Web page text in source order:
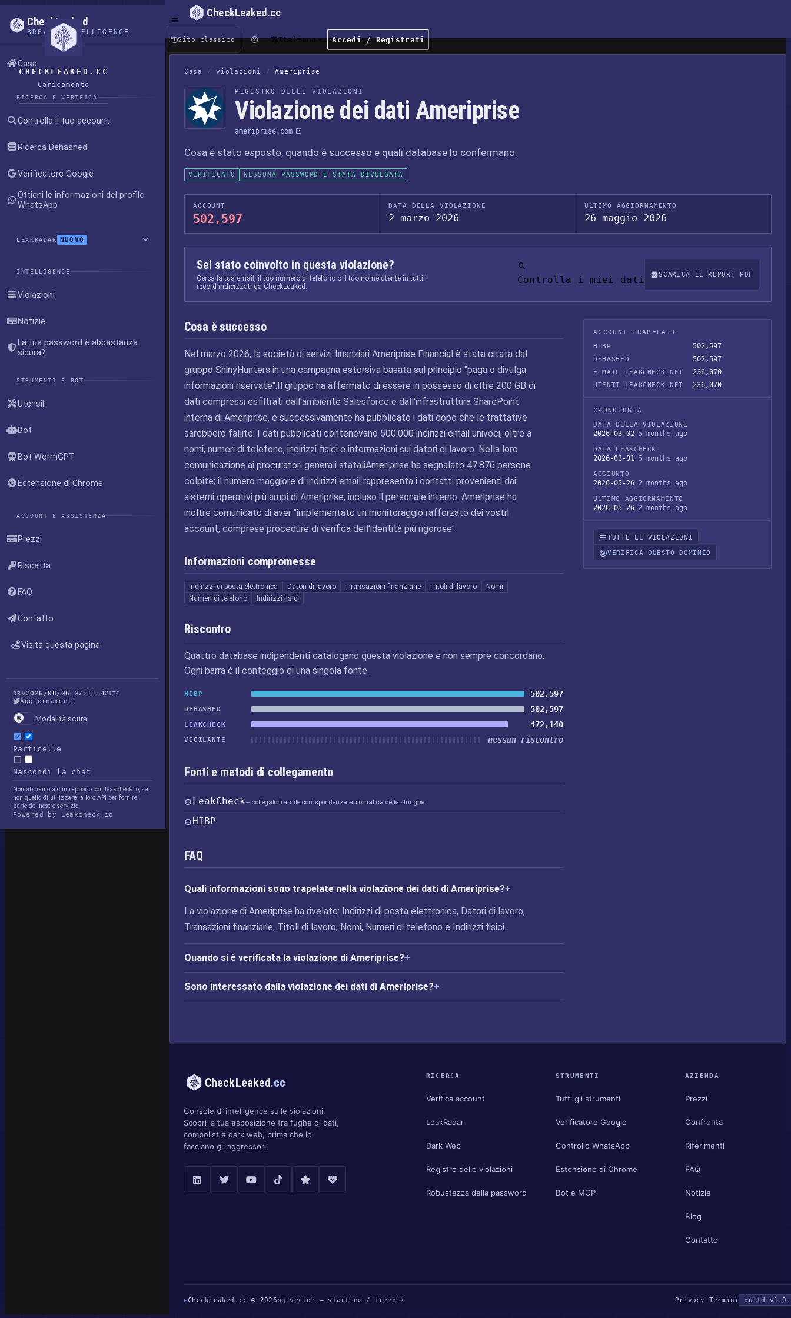
CHECKLEAKED.CC
Caricamento
CheckLeaked
BREACH INTELLIGENCE
Casa
RICERCA E VERIFICA
Controlla il tuo account
Ricerca Dehashed
Verificatore Google
Ottieni le informazioni del profilo
WhatsApp
LEAKRADAR NUOVO
INTELLIGENCE
Violazioni
Notizie
La tua password è abbastanza
sicura?
STRUMENTI E BOT
Utensili
Bot
Bot WormGPT
Estensione di Chrome
ACCOUNT E ASSISTENZA
Prezzi
Riscatta
FAQ
Contatto
Visita questa pagina
SRV2026/08/06 07:11:42UTC
Aggiornamenti
Modalità scura
Particelle
Nascondi la chat
Non abbiamo alcun rapporto con leakcheck.io, se
non quello di utilizzare la loro API per fornire
parte del nostro servizio.
Powered by Leakcheck.io
CheckLeaked.cc
Sito classico Italiano Accedi / Registrati
Casa / violazioni / Ameriprise
REGISTRO DELLE VIOLAZIONI
Violazione dei dati Ameriprise
ameriprise.com
Cosa è stato esposto, quando è successo e quali database lo confermano.
VERIFICATO NESSUNA PASSWORD È STATA DIVULGATA
ACCOUNT
502,597
DATA DELLA VIOLAZIONE
2 marzo 2026
ULTIMO AGGIORNAMENTO
26 maggio 2026
Sei stato coinvolto in questa violazione?
Cerca la tua email, il tuo numero di telefono o il tuo nome utente in tutti i
record indicizzati da CheckLeaked.
Controlla i miei dati SCARICA IL REPORT PDF
Cosa è successo
Nel marzo 2026, la società di servizi finanziari Ameriprise Financial è stata citata dal
gruppo ShinyHunters in una campagna estorsiva basata sul principio "paga o divulga
informazioni riservate".Il gruppo ha affermato di essere in possesso di oltre 200 GB di
dati compressi esfiltrati dall'ambiente Salesforce e dall'infrastruttura SharePoint
interna di Ameriprise, e successivamente ha pubblicato i dati dopo che le trattative
sarebbero fallite. I dati pubblicati contenevano 500.000 indirizzi email univoci, oltre a
nomi, numeri di telefono, indirizzi fisici e informazioni sui datori di lavoro. Nella loro
comunicazione ai procuratori generali stataliAmeriprise ha segnalato 47.876 persone
colpite; il numero maggiore di indirizzi email rappresenta i contatti provenienti dai
sistemi operativi più ampi di Ameriprise, incluso il personale interno. Ameriprise ha
inoltre comunicato di aver "implementato un monitoraggio rafforzato dei vostri
account, comprese procedure di verifica dell'identità più rigorose".
Informazioni compromesse
Indirizzi di posta elettronica Datori di lavoro Transazioni finanziarie Titoli di lavoro
Nomi
Numeri di telefono
Indirizzi fisici
Riscontro
Quattro database indipendenti catalogano questa violazione e non sempre concordano.
Ogni barra è il conteggio di una singola fonte.
HIBP 502,597
DEHASHED 502,597
LEAKCHECK 472,140
VIGILANTE nessun riscontro
Fonti e metodi di collegamento
LeakCheck— collegato tramite corrispondenza automatica delle stringhe
HIBP
FAQ
Quali informazioni sono trapelate nella violazione dei dati di Ameriprise?
La violazione di Ameriprise ha rivelato: Indirizzi di posta elettronica, Datori di lavoro,
Transazioni finanziarie, Titoli di lavoro, Nomi, Numeri di telefono e Indirizzi fisici.
Quando si è verificata la violazione di Ameriprise?
Sono interessato dalla violazione dei dati di Ameriprise?
ACCOUNT TRAPELATI
HIBP
502,597
DEHASHED 502,597
E-MAIL LEAKCHECK.NET 236,070
UTENTI LEAKCHECK.NET 236,070
CRONOLOGIA
DATA DELLA VIOLAZIONE
2026-03-02 5 months ago
DATA LEAKCHECK
2026-03-01 5 months ago
AGGIUNTO
2026-05-26 2 months ago
ULTIMO AGGIORNAMENTO
2026-05-26 2 months ago
TUTTE LE VIOLAZIONI
VERIFICA QUESTO DOMINIO
CheckLeaked.cc
Console di intelligence sulle violazioni.
Scopri la tua esposizione tra fughe di dati,
combolist e dark web, prima che lo
facciano gli aggressori.
RICERCA
Verifica account
LeakRadar
Dark Web
Registro delle violazioni
Robustezza della password
STRUMENTI
Tutti gli strumenti
Verificatore Google
Controllo WhatsApp
Estensione di Chrome
Bot e MCP
AZIENDA
Prezzi
Confronta
Riferimenti
FAQ
Notizie
Blog
Contatto
▸CheckLeaked.cc © 2026 bg vector — starline / freepik Privacy · Termini build